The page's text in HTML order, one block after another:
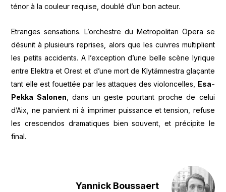
ténor à la couleur requise, doublé d’un bon acteur.
Etranges sensations. L’orchestre du Metropolitan Opera se
désunit à plusieurs reprises, alors que les cuivres multiplient
les petits accidents. A l’exception d’une belle scène lyrique
entre Elektra et Orest et d’une mort de Klytämnestra glaçante
tant elle est fouettée par les attaques des violoncelles, Esa-
Pekka Salonen , dans un geste pourtant proche de celui
d’Aix, ne parvient ni à imprimer puissance et tension, refuse
les crescendos dramatiques bien souvent, et précipite le
final.
Yannick Boussaert